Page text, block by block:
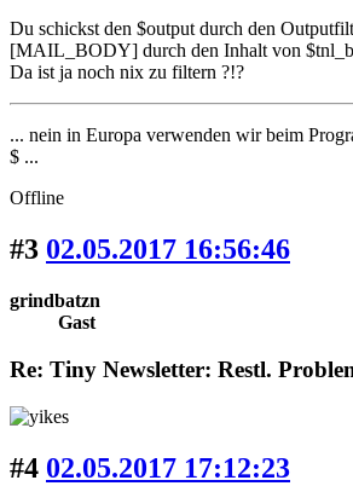
Du schickst den $output durch den
[MAIL_BODY] durch den Inhalt von
Da ist ja noch nix zu filtern ?!?
... nein in Europa verwenden wir beim
$ ...
Offline
#3 02.05.2017 16:56:46
grindbatzn
Gast
Re: Tiny Newsletter: Restl.
#4 02.05.2017 17:12:23